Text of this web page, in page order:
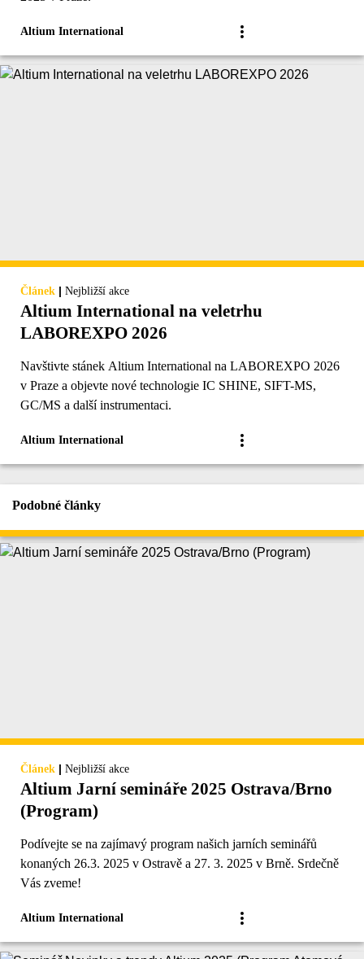
Altium International
Článek | Nejbližší akce
Altium International na veletrhu
LABOREXPO 2026
Navštivte stánek Altium International na LABOREXPO 2026
v Praze a objevte nové technologie IC SHINE, SIFT-MS,
GC/MS a další instrumentaci.
Altium International
Podobné články
Článek | Nejbližší akce
Altium Jarní semináře 2025 Ostrava/Brno
(Program)
Podívejte se na zajímavý program našich jarních seminářů
konaných 26.3. 2025 v Ostravě a 27. 3. 2025 v Brně. Srdečně
Vás zveme!
Altium International